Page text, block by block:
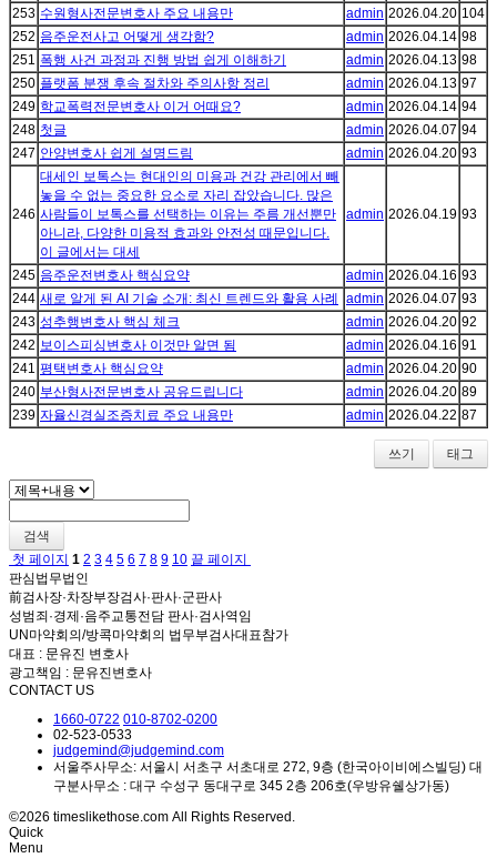
253 수원형사전문변호사 주요 내용만 admin 2026.04.20 104
252 음주운전사고 어떻게 생각함? admin 2026.04.14 98
251 폭행 사건 과정과 진행 방법 쉽게 이해하기 admin 2026.04.13 98
250 플랫폼 분쟁 후속 절차와 주의사항 정리 admin 2026.04.13 97
249 학교폭력전문변호사 이거 어때요? admin 2026.04.14 94
248 첫글 admin 2026.04.07 94
247 안양변호사 쉽게 설명드림 admin 2026.04.20 93
246
대세인 보톡스는 현대인의 미용과 건강 관리에서 빼
놓을 수 없는 중요한 요소로 자리 잡았습니다. 많은
사람들이 보톡스를 선택하는 이유는 주름 개선뿐만
아니라, 다양한 미용적 효과와 안전성 때문입니다.
이 글에서는 대세
admin 2026.04.19 93
245 음주운전변호사 핵심요약 admin 2026.04.16 93
244 새로 알게 된 AI 기술 소개: 최신 트렌드와 활용 사례 admin 2026.04.07 93
243 성추행변호사 핵심 체크 admin 2026.04.20 92
242 보이스피싱변호사 이것만 알면 됨 admin 2026.04.16 91
241 평택변호사 핵심요약 admin 2026.04.20 90
240 부산형사전문변호사 공유드립니다 admin 2026.04.20 89
239 자율신경실조증치료 주요 내용만 admin 2026.04.22 87
쓰기 태그
검색
첫 페이지 1 2 3 4 5 6 7 8 9 10 끝 페이지
판심법무법인
前검사장·차장부장검사·판사·군판사
성범죄·경제·음주교통전담 판사·검사역임
UN마약회의/방콕마약회의 법무부검사대표참가
대표 : 문유진 변호사
광고책임 : 문유진변호사
CONTACT US
1660-0722 010-8702-0200
02-523-0533
judgemind@judgemind.com
서울주사무소: 서울시 서초구 서초대로 272, 9층 (한국아이비에스빌딩) 대
구분사무소 : 대구 수성구 동대구로 345 2층 206호(우방유쉘상가동)
©2026 timeslikethose.com All Rights Reserved.
Quick
Menu